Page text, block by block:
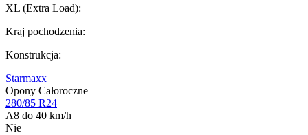
XL (Extra Load):
Kraj pochodzenia:
Konstrukcja:
Starmaxx
Opony Całoroczne
280/85 R24
A8 do 40 km/h
Nie